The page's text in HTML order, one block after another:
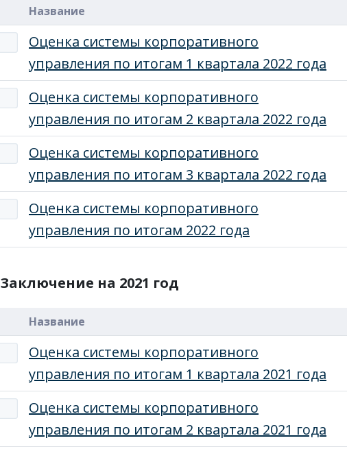
Название
Оценка системы корпоративного
управления по итогам 1 квартала 2022 года
Оценка системы корпоративного
управления по итогам 2 квартала 2022 года
Оценка системы корпоративного
управления по итогам 3 квартала 2022 года
Оценка системы корпоративного
управления по итогам 2022 года
Заключение на 2021 год
Название
Оценка системы корпоративного
управления по итогам 1 квартала 2021 года
Оценка системы корпоративного
управления по итогам 2 квартала 2021 года